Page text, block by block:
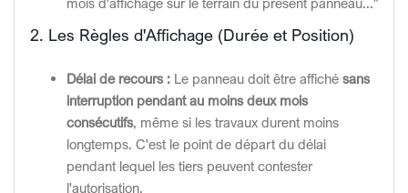
2. Les Règles d'Affichage (Durée et Position)
Délai de recours : Le panneau doit être affiché sans
interruption pendant au moins deux mois
consécutifs, même si les travaux durent moins
longtemps. C'est le point de départ du délai
pendant lequel les tiers peuvent contester
l'autorisation.